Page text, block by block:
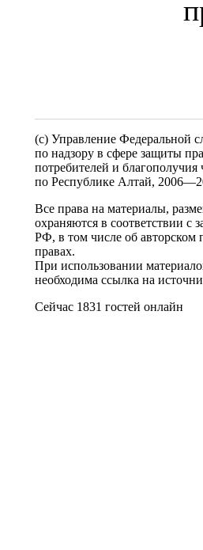
(c) Управление Федеральной
по надзору в сфере защиты
потребителей и благополучия
по Республике Алтай,
Все права на материалы,
охраняются в соответствии с
РФ, в том числе об авторском
правах.
При использовании
необходима ссылка на
Сейчас 1831 гостей онлайн